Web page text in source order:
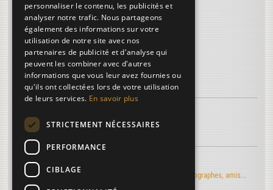
Découvrez le vocabulaire du papier...
Branlement (de la forme)
Andouilles
Plus de termes...
La troisième dimension
Regards d'artistes...
Le moulin du Verger vu par les artistes-peintres, photographes, amis...
personnaliser le contenu, les publicités et
analyser notre trafic. Nous partageons
également des informations sur votre
utilisation de notre site avec nos
partenaires de publicité et d'analyse qui
peuvent les combiner avec d'autres
informations que vous leur avez fournies ou
qu'ils ont collectées lors de votre utilisation
de leurs services. En savoir plus
STRICTEMENT NÉCESSAIRES
PERFORMANCE
CIBLAGE